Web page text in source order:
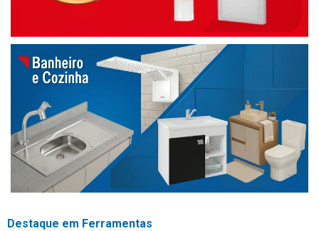
Destaque em Ferramentas